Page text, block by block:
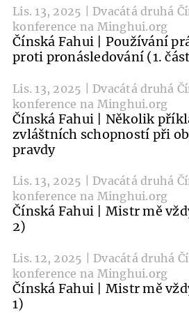
Lis. 13, 2025 | Dvacátá druhá
konference na Minghui.org
Čínská Fahui | Používání
proti pronásledování (1.
Lis. 13, 2025 | Dvacátá druhá
konference na Minghui.org
Čínská Fahui | Několik
zvláštních schopností při
pravdy
Lis. 13, 2025 | Dvacátá druhá
konference na Minghui.org
Čínská Fahui | Mistr mě
2)
Lis. 12, 2025 | Dvacátá druhá
konference na Minghui.org
Čínská Fahui | Mistr mě
1)